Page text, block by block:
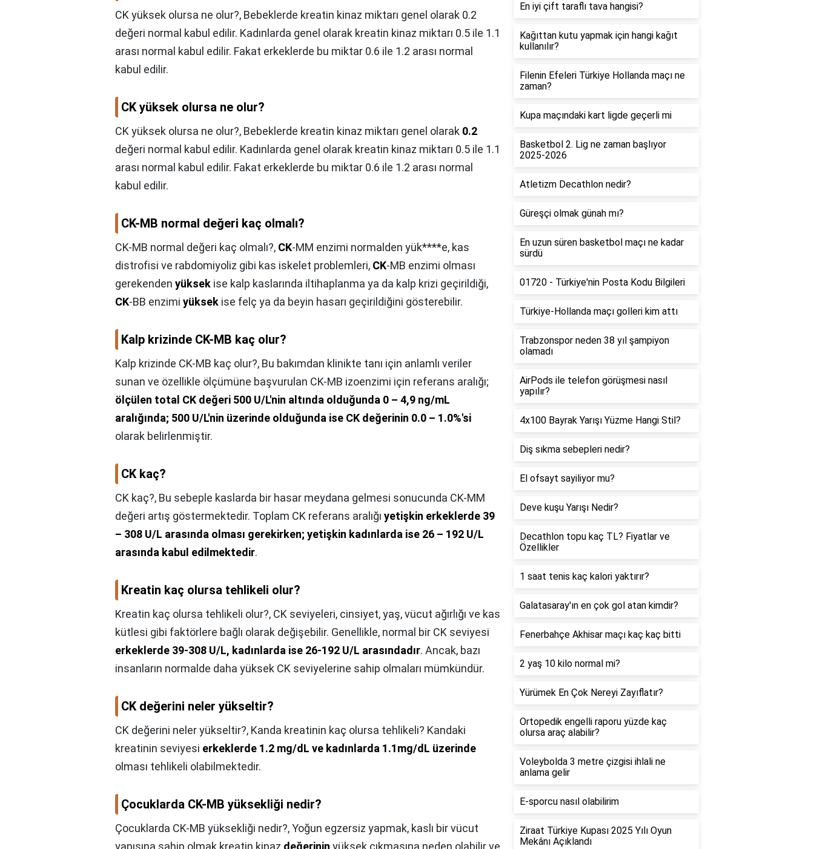
CK yüksek olursa ne olur?, Bebeklerde kreatin kinaz miktarı genel olarak 0.2
değeri normal kabul edilir. Kadınlarda genel olarak kreatin kinaz miktarı 0.5 ile 1.1
arası normal kabul edilir. Fakat erkeklerde bu miktar 0.6 ile 1.2 arası normal
kabul edilir.
CK yüksek olursa ne olur?
CK yüksek olursa ne olur?, Bebeklerde kreatin kinaz miktarı genel olarak 0.2
değeri normal kabul edilir. Kadınlarda genel olarak kreatin kinaz miktarı 0.5 ile 1.1
arası normal kabul edilir. Fakat erkeklerde bu miktar 0.6 ile 1.2 arası normal
kabul edilir.
CK-MB normal değeri kaç olmalı?
CK-MB normal değeri kaç olmalı?, CK-MM enzimi normalden yük****e, kas
distrofisi ve rabdomiyoliz gibi kas iskelet problemleri, CK-MB enzimi olması
gerekenden yüksek ise kalp kaslarında iltihaplanma ya da kalp krizi geçirildiği,
CK-BB enzimi yüksek ise felç ya da beyin hasarı geçirildiğini gösterebilir.
Kalp krizinde CK-MB kaç olur?
Kalp krizinde CK-MB kaç olur?, Bu bakımdan klinikte tanı için anlamlı veriler
sunan ve özellikle ölçümüne başvurulan CK-MB izoenzimi için referans aralığı;
ölçülen total CK değeri 500 U/L'nin altında olduğunda 0 – 4,9 ng/mL
aralığında; 500 U/L'nin üzerinde olduğunda ise CK değerinin 0.0 – 1.0%'si
olarak belirlenmiştir.
CK kaç?
CK kaç?, Bu sebeple kaslarda bir hasar meydana gelmesi sonucunda CK-MM
değeri artış göstermektedir. Toplam CK referans aralığı yetişkin erkeklerde 39
– 308 U/L arasında olması gerekirken; yetişkin kadınlarda ise 26 – 192 U/L
arasında kabul edilmektedir.
Kreatin kaç olursa tehlikeli olur?
Kreatin kaç olursa tehlikeli olur?, CK seviyeleri, cinsiyet, yaş, vücut ağırlığı ve kas
kütlesi gibi faktörlere bağlı olarak değişebilir. Genellikle, normal bir CK seviyesi
erkeklerde 39-308 U/L, kadınlarda ise 26-192 U/L arasındadır. Ancak, bazı
insanların normalde daha yüksek CK seviyelerine sahip olmaları mümkündür.
CK değerini neler yükseltir?
CK değerini neler yükseltir?, Kanda kreatinin kaç olursa tehlikeli? Kandaki
kreatinin seviyesi erkeklerde 1.2 mg/dL ve kadınlarda 1.1mg/dL üzerinde
olması tehlikeli olabilmektedir.
Çocuklarda CK-MB yüksekliği nedir?
Çocuklarda CK-MB yüksekliği nedir?,Yoğun egzersiz yapmak, kaslı bir vücut
yapısına sahip olmak kreatin kinaz değerinin yüksek çıkmasına neden olabilir ve
En iyi çift taraflı tava hangisi?
Kağıttan kutu yapmak için hangi kağıt
kullanılır?
Filenin Efeleri Türkiye Hollanda maçı ne
zaman?
Kupa maçındaki kart ligde geçerli mi
Basketbol 2. Lig ne zaman başlıyor
2025-2026
Atletizm Decathlon nedir?
Güreşçi olmak günah mı?
En uzun süren basketbol maçı ne kadar
sürdü
01720 - Türkiye'nin Posta Kodu Bilgileri
Türkiye-Hollanda maçı golleri kim attı
Trabzonspor neden 38 yıl şampiyon
olamadı
AirPods ile telefon görüşmesi nasıl
yapılır?
4x100 Bayrak Yarışı Yüzme Hangi Stil?
Diş sıkma sebepleri nedir?
El ofsayt sayiliyor mu?
Deve kuşu Yarışı Nedir?
Decathlon topu kaç TL? Fiyatlar ve
Özellikler
1 saat tenis kaç kalori yaktırır?
Galatasaray'ın en çok gol atan kimdir?
Fenerbahçe Akhisar maçı kaç kaç bitti
2 yaş 10 kilo normal mi?
Yürümek En Çok Nereyi Zayıflatır?
Ortopedik engelli raporu yüzde kaç
olursa araç alabilir?
Voleybolda 3 metre çizgisi ihlali ne
anlama gelir
E-sporcu nasıl olabilirim
Ziraat Türkiye Kupası 2025 Yılı Oyun
Mekânı Açıklandı